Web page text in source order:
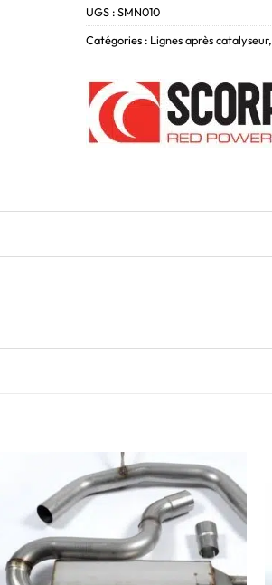
UGS :SMN010
Catégories : Lignes après catalyseur,